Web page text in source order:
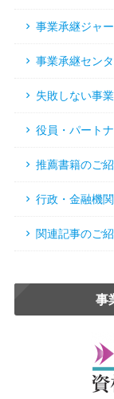
事業承継ジャ
事業承継セン
失敗しない事
役員・パート
推薦書籍のご
行政・金融機
関連記事のご
事